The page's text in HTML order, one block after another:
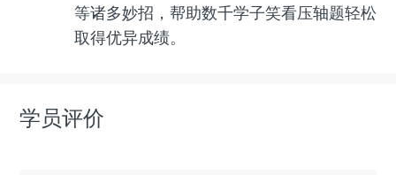
等诸多妙招，帮助数千学子笑看压轴题轻松
取得优异成绩。
学员评价